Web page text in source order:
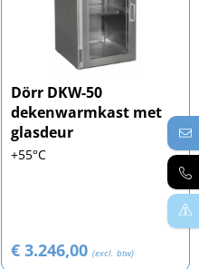
Dörr DKW-50
dekenwarmkast met
glasdeur
+55°C
€ 3.246,00 (excl. btw)